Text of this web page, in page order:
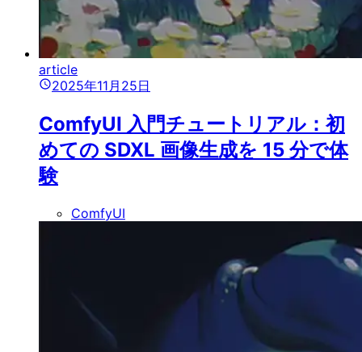
article
2025年11月25日
ComfyUI 入門チュートリアル：初
めての SDXL 画像生成を 15 分で体
験
ComfyUI